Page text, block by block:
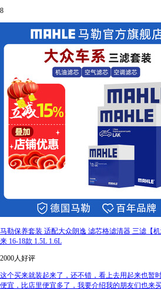
8
马勒保养套装 适配大众朗逸 滤芯格滤清器 三滤【
来 16-18款 1.5L 1.6L
2000人好评
这个买来就装起来了，还不错，看上去用起来也暂
便宜，比店里便宜多了，我要介绍我的朋友们也来